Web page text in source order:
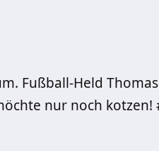
Fußball-Held
nur noch kotzen!